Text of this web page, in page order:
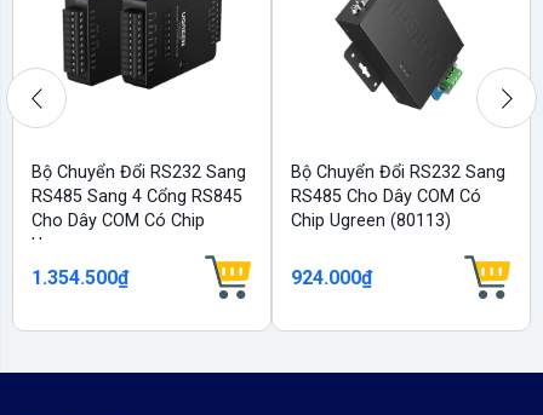
Bộ Chuyển Đổi RS232 Sang
RS485 Sang 4 Cổng RS845
Cho Dây COM Có Chip
Ugreen...
1.354.500₫
Bộ Chuyển Đổi RS232 Sang
RS485 Cho Dây COM Có
Chip Ugreen (80113)
924.000₫